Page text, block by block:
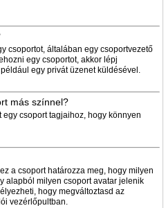
csoportot, általában egy csoportvezető
egy csoportot, akkor lépj
egy privát üzenet küldésével.
más színnel?
csoport tagjaihoz, hogy könnyen
a csoport határozza meg, hogy milyen
alapból milyen csoport avatar jelenik
hogy megváltoztasd az
vezérlőpultban.